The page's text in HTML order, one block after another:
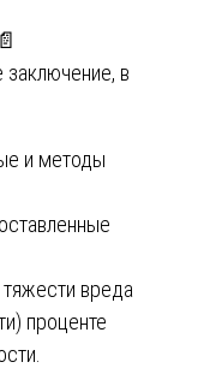
📄
заключение, в
и методы
вреда
проценте